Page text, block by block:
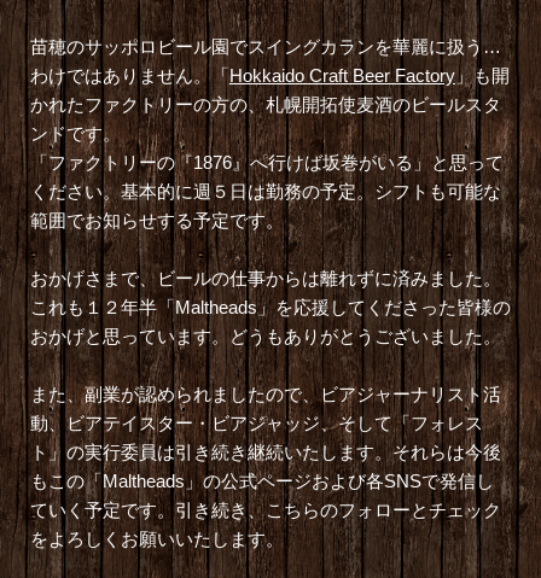
苗穂のサッポロビール園でスイングカランを華麗に扱う…
わけではありません。「Hokkaido Craft Beer Factory」も開
かれたファクトリーの方の、札幌開拓使麦酒のビールスタ
ンドです。
「ファクトリーの『1876』へ行けば坂巻がいる」と思って
ください。基本的に週５日は勤務の予定。シフトも可能な
範囲でお知らせする予定です。
おかげさまで、ビールの仕事からは離れずに済みました。
これも１２年半「Maltheads」を応援してくださった皆様の
おかげと思っています。どうもありがとうございました。
また、副業が認められましたので、ビアジャーナリスト活
動、ビアテイスター・ビアジャッジ、そして「フォレス
ト」の実行委員は引き続き継続いたします。それらは今後
もこの「Maltheads」の公式ページおよび各SNSで発信し
ていく予定です。引き続き、こちらのフォローとチェック
をよろしくお願いいたします。